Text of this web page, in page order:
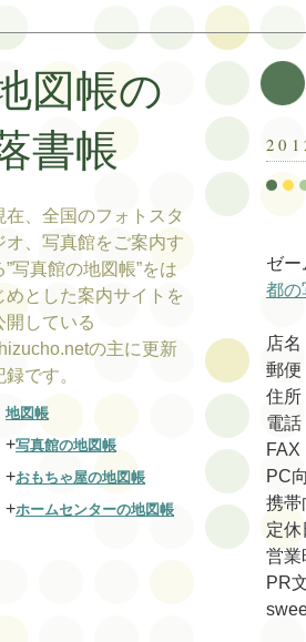
ゼ
都の
店名
郵便
住所
電
FAX
PC
携帯
定休
営業
PR
図帳の
書帳
在、全国のフォトスタ
オ、写真館をご案内す
”写真館の地図帳”をは
めとした案内サイトを
開している
の主に更新
録です。
地図帳
+写真館の地図帳
+おもちゃ屋の地図帳
+ホームセンターの地図帳